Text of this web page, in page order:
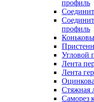
профиль
профиль
Угловой
Лента
Лента
Стяжная
Саморез